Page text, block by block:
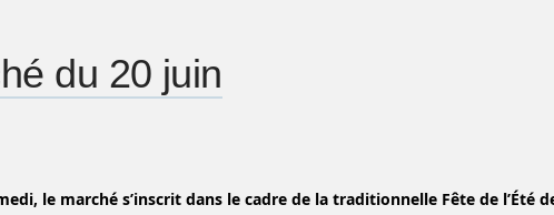
du 20 juin
le marché s’inscrit dans le cadre de la traditionnelle Fête de l’Été